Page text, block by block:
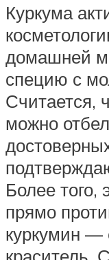
Куркума
домашней
специю с
Считается,
можно
Более
прямо
куркумин —